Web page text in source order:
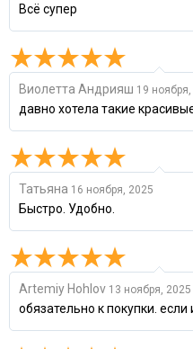
Всё супер
Виолетта Андрияш 19
давно хотела такие
Татьяна 16 ноября, 2025
Быстро. Удобно.
Artemiy Hohlov 13 ноября, 2025
обязательно к покупки. если